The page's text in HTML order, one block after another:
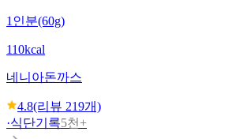
1인분(60g)
110kcal
네니아돈까스
4.8(리뷰 219개)
·식단기록5천+